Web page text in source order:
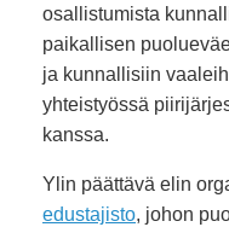
osallistumista
paikallisen
ja kunnallisiin
yhteistyössä
kanssa.
Ylin päättävä elin
edustajisto, johon